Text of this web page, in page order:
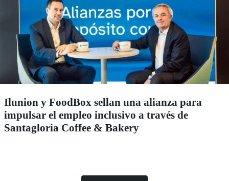
Ilunion y FoodBox sellan una alianza para
impulsar el empleo inclusivo a través de
Santagloria Coffee & Bakery